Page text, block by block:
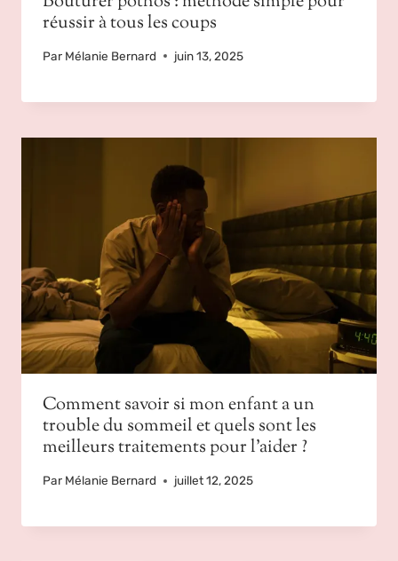
réussir à tous les coups
Par Mélanie Bernard juin 13, 2025
Comment savoir si mon enfant a un
trouble du sommeil et quels sont les
meilleurs traitements pour l’aider ?
Par Mélanie Bernard juillet 12, 2025